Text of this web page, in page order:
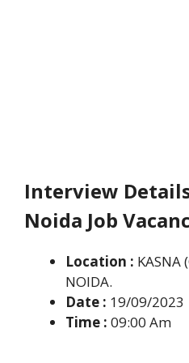
Interview
Noida Job
Location : KASNA
NOIDA.
Date : 19/09/2023
Time : 09:00 Am